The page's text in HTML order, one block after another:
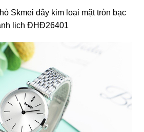
Skmei dây kim loại mặt tròn bạc
lịch ĐHĐ26401